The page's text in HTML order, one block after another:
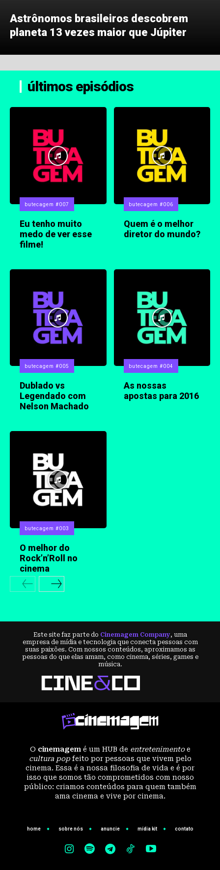
Astrônomos brasileiros descobrem
planeta 13 vezes maior que Júpiter
últimos episódios
butecagem #007
Eu tenho muito
medo de ver esse
filme!
butecagem #006
Quem é o melhor
diretor do mundo?
butecagem #005
Dublado vs
Legendado com
Nelson Machado
butecagem #004
As nossas
apostas para 2016
butecagem #003
O melhor do
Rock’n’Roll no
cinema
Este site faz parte do Cinemagem Company, uma
empresa de mídia e tecnologia que conecta pessoas com
suas paixões. Com nossos conteúdos, aproximamos as
pessoas do que elas amam, como cinema, séries, games e
música.
O cinemagem é um HUB de entretenimentoe
cultura popfeito por pessoas que vivem pelo
cinema. Essa é a nossa filosofia de vida e é por
isso que somos tão comprometidos com nosso
público: criamos conteúdos para quem também
ama cinema e vive por cinema.
home sobre nós anuncie mídia kit contato